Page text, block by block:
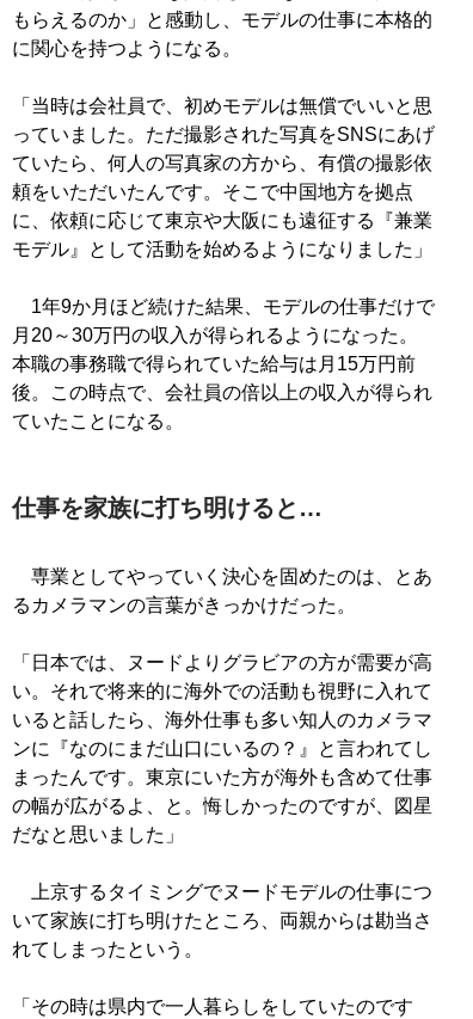
もらえるのか」と感動し、モデルの仕事に本格的
に関心を持つようになる。
「当時は会社員で、初めモデルは無償でいいと思
っていました。ただ撮影された写真をSNSにあげ
ていたら、何人の写真家の方から、有償の撮影依
頼をいただいたんです。そこで中国地方を拠点
に、依頼に応じて東京や大阪にも遠征する『兼業
モデル』として活動を始めるようになりました」
1年9か月ほど続けた結果、モデルの仕事だけで
月20～30万円の収入が得られるようになった。
本職の事務職で得られていた給与は月15万円前
後。この時点で、会社員の倍以上の収入が得られ
ていたことになる。
仕事を家族に打ち明けると…
専業としてやっていく決心を固めたのは、とあ
るカメラマンの言葉がきっかけだった。
「日本では、ヌードよりグラビアの方が需要が高
い。それで将来的に海外での活動も視野に入れて
いると話したら、海外仕事も多い知人のカメラマ
ンに『なのにまだ山口にいるの？』と言われてし
まったんです。東京にいた方が海外も含めて仕事
の幅が広がるよ、と。悔しかったのですが、図星
だなと思いました」
上京するタイミングでヌードモデルの仕事につ
いて家族に打ち明けたところ、両親からは勘当さ
れてしまったという。
「その時は県内で一人暮らしをしていたのです